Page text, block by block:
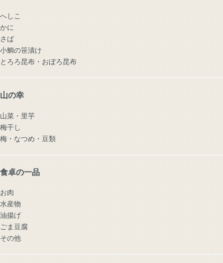
へしこ
かに
さば
小鯛の笹漬け
とろろ昆布・おぼろ昆布
山の幸
山菜・里芋
梅干し
梅・なつめ・豆類
食卓の一品
お肉
水産物
油揚げ
ごま豆腐
その他